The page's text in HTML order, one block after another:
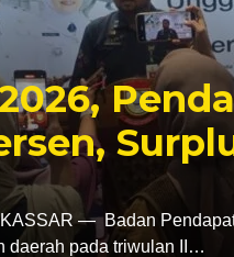
Ziarah
— Mengawali tugas
terhadap